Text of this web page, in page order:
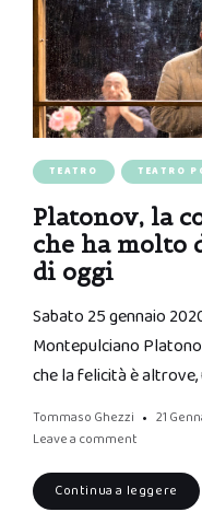
TEATRO TEATRO
Platonov, la
che ha molto
di oggi
Sabato 25 gennaio
Montepulciano
che la felicità è
Tommaso Ghezzi 21
Leave a comment
Continua a leggere